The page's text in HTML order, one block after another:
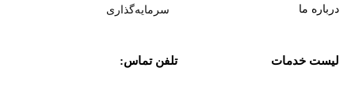
درباره ما
سرمایه‌گذاری
لیست خدمات تلفن تماس: